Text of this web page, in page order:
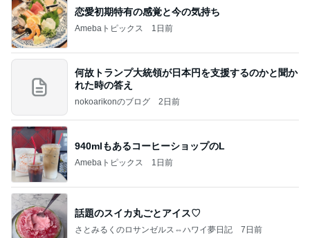
恋愛初期特有の感覚と今の気持ち
Amebaトピックス 1日前
何故トランプ大統領が日本円を支援するのかと聞か
れた時の答え
nokoarikonのブログ 2日前
940mlもあるコーヒーショップのL
Amebaトピックス 1日前
話題のスイカ丸ごとアイス♡
さとみるくのロサンゼルス⇔ハワイ夢日記 7日前